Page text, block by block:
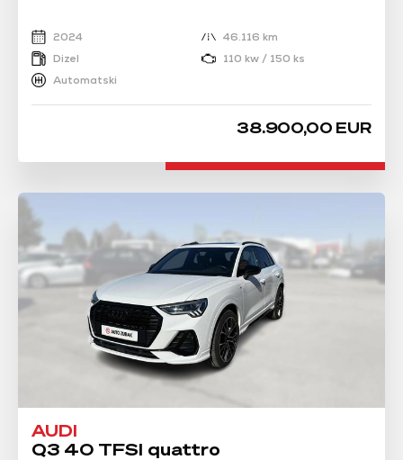
2024
46.116 km
Dizel
110 kw / 150 ks
Automatski
38.900,00 EUR
AUDI
Q3 40 TFSI quattro